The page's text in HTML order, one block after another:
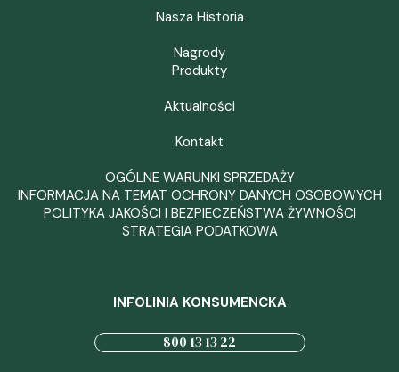
Nasza Historia
Nagrody
Produkty
Aktualności
Kontakt
OGÓLNE WARUNKI SPRZEDAŻY
INFORMACJA NA TEMAT OCHRONY DANYCH OSOBOWYCH
POLITYKA JAKOŚCI I BEZPIECZEŃSTWA ŻYWNOŚCI
STRATEGIA PODATKOWA
INFOLINIA KONSUMENCKA
800 13 13 22